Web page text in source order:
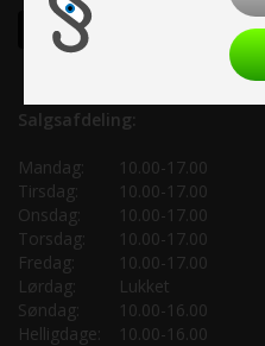
Salgsafdeling:
Mandag:
10.00-17.00
Tirsdag:
10.00-17.00
Onsdag:
10.00-17.00
Torsdag:
10.00-17.00
Fredag:
10.00-17.00
Lørdag:
Lukket
Søndag:
10.00-16.00
Helligdage:
10.00-16.00